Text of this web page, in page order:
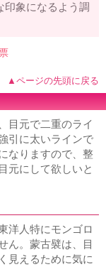
印象になるよう調
▲ページの先頭に戻る
目元で二重のライ
引に太いラインで
なりますので、整
元にして欲しいと
洋人特にモンゴロ
ん。蒙古襞は、目
見えるために気に